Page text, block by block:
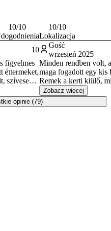
10/10
10/10
Lokalizacja
10
figyelmes
éttermeket,
szívesen
tiszta
Gość
wrzesień 2025
Minden rendben volt,
maga fogadott egy kis
Remek a kerti kiülő,
eső esetén is jól
belváros és a pincesor
tud állni a kapun
Zobacz więcej
opinie (79)